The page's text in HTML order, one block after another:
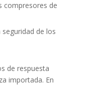
compresores de
de los
de respuesta
importada. En